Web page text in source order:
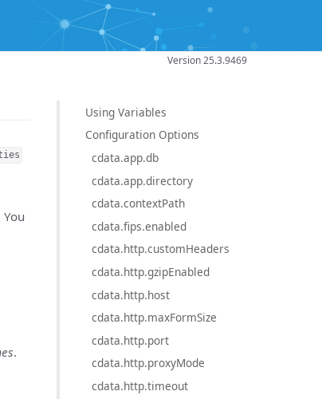
Version 25.3.9469
Using Variables
Configuration Options
cdata.app.db
cdata.app.directory
cdata.contextPath
cdata.fips.enabled
cdata.http.customHeaders
cdata.http.gzipEnabled
cdata.http.host
cdata.http.maxFormSize
cdata.http.port
cdata.http.proxyMode
cdata.http.timeout
.